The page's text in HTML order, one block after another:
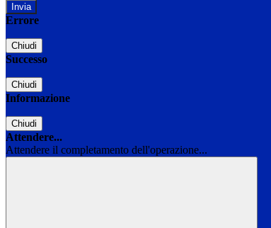
Errore
Chiudi
Successo
Chiudi
Informazione
Chiudi
Attendere...
Attendere il completamento dell'operazione...